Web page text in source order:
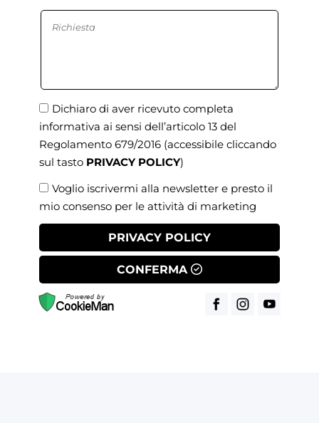
Dichiaro di aver ricevuto completa
informativa ai sensi dell’articolo 13 del
Regolamento 679/2016 (accessibile cliccando
sul tasto PRIVACY POLICY)
Voglio iscrivermi alla newsletter e presto il
mio consenso per le attività di marketing
PRIVACY POLICY
CONFERMA